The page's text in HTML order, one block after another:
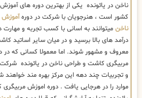
ناخن در یائونده یکی از بهترین دوره های
کشور است ، هنرجویان با شرکت در دورهآموزش
ناخن میتوانند به اسانی با کسب تجربه و مهارت
درآمد های بالا برسید و در میان سایر اساتید
معروف و مشهور شوند. اما معمولا کسانی که
مربیگری کاشت و طراحی ناخن در یائونده
و تجربیات چند دهه این مرکز بهره مند خواهند
موارد را در هرجایی یافت . دوره اموزش